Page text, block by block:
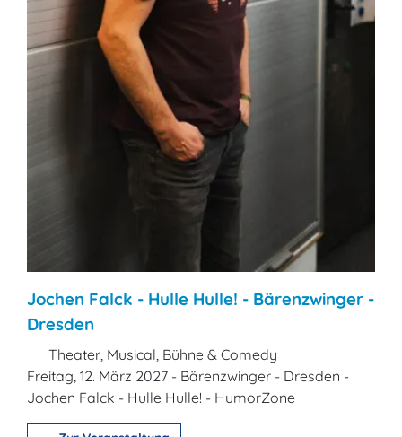
Jochen Falck - Hulle Hulle! - Bärenzwinger -
Dresden
Theater, Musical, Bühne & Comedy
Freitag, 12. März 2027 - Bärenzwinger - Dresden -
Jochen Falck - Hulle Hulle! - HumorZone